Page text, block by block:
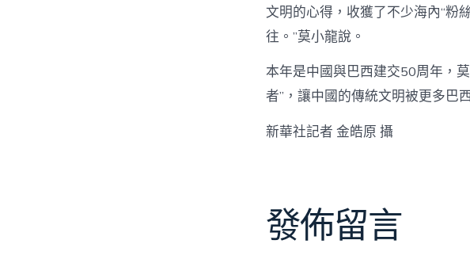
文明的心得，收獲了不少海內“粉
往。”莫小龍說。
本年是中國與巴西建交50周年，
者”，讓中國的傳統文明被更多巴
新華社記者 金皓原 攝
發佈留言